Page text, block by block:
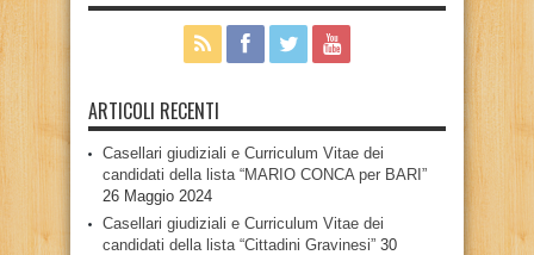
ARTICOLI RECENTI
Casellari giudiziali e Curriculum Vitae dei
candidati della lista “MARIO CONCA per BARI”
26 Maggio 2024
Casellari giudiziali e Curriculum Vitae dei
candidati della lista “Cittadini Gravinesi” 30